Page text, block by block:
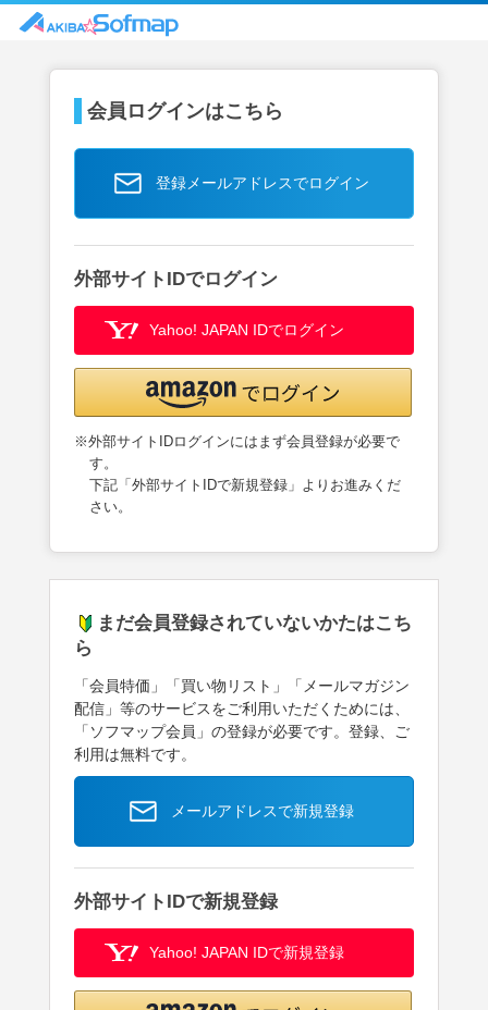
会員ログインはこちら
登録メールアドレスでログイン
外部サイトIDでログイン
Yahoo! JAPAN IDでログイン
※外部サイトIDログインにはまず会員登録が必要で
す。
下記「外部サイトIDで新規登録」よりお進みくだ
さい。
まだ会員登録されていないかたはこち
ら
「会員特価」「買い物リスト」「メールマガジン
配信」等のサービスをご利用いただくためには、
「ソフマップ会員」の登録が必要です。登録、ご
利用は無料です。
メールアドレスで新規登録
外部サイトIDで新規登録
Yahoo! JAPAN IDで新規登録